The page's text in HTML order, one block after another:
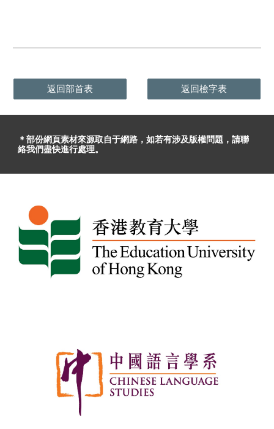
返回部首表 返回檢字表
＊部份網頁素材來源取自于網路，如若有涉及版權問題 ，請聯
絡我們盡快進行處理。